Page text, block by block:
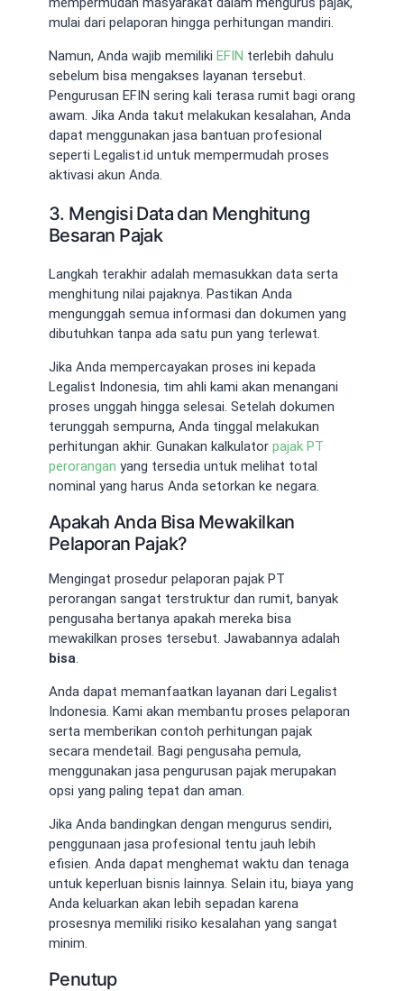
mulai dari pelaporan hingga perhitungan mandiri.
Namun, Anda wajib memiliki EFIN terlebih dahulu
sebelum bisa mengakses layanan tersebut.
Pengurusan EFIN sering kali terasa rumit bagi orang
awam. Jika Anda takut melakukan kesalahan, Anda
dapat menggunakan jasa bantuan profesional
seperti Legalist.id untuk mempermudah proses
aktivasi akun Anda.
3. Mengisi Data dan Menghitung
Besaran Pajak
Langkah terakhir adalah memasukkan data serta
menghitung nilai pajaknya. Pastikan Anda
mengunggah semua informasi dan dokumen yang
dibutuhkan tanpa ada satu pun yang terlewat.
Jika Anda mempercayakan proses ini kepada
Legalist Indonesia, tim ahli kami akan menangani
proses unggah hingga selesai. Setelah dokumen
terunggah sempurna, Anda tinggal melakukan
perhitungan akhir. Gunakan kalkulator pajak PT
perorangan yang tersedia untuk melihat total
nominal yang harus Anda setorkan ke negara.
Apakah Anda Bisa Mewakilkan
Pelaporan Pajak?
Mengingat prosedur pelaporan pajak PT
perorangan sangat terstruktur dan rumit, banyak
pengusaha bertanya apakah mereka bisa
mewakilkan proses tersebut. Jawabannya adalah
bisa.
Anda dapat memanfaatkan layanan dari Legalist
Indonesia. Kami akan membantu proses pelaporan
serta memberikan contoh perhitungan pajak
secara mendetail. Bagi pengusaha pemula,
menggunakan jasa pengurusan pajak merupakan
opsi yang paling tepat dan aman.
Jika Anda bandingkan dengan mengurus sendiri,
penggunaan jasa profesional tentu jauh lebih
efisien. Anda dapat menghemat waktu dan tenaga
untuk keperluan bisnis lainnya. Selain itu, biaya yang
Anda keluarkan akan lebih sepadan karena
prosesnya memiliki risiko kesalahan yang sangat
minim.
Penutup